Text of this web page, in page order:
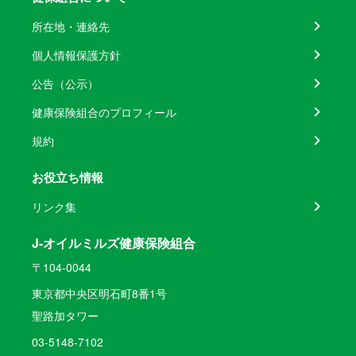
所在地・連絡先
個人情報保護方針
公告（公示）
健康保険組合のプロフィール
規約
お役立ち情報
リンク集
J-オイルミルズ健康保険組合
〒104-0044
東京都中央区明石町8番1号
聖路加タワー
03-5148-7102